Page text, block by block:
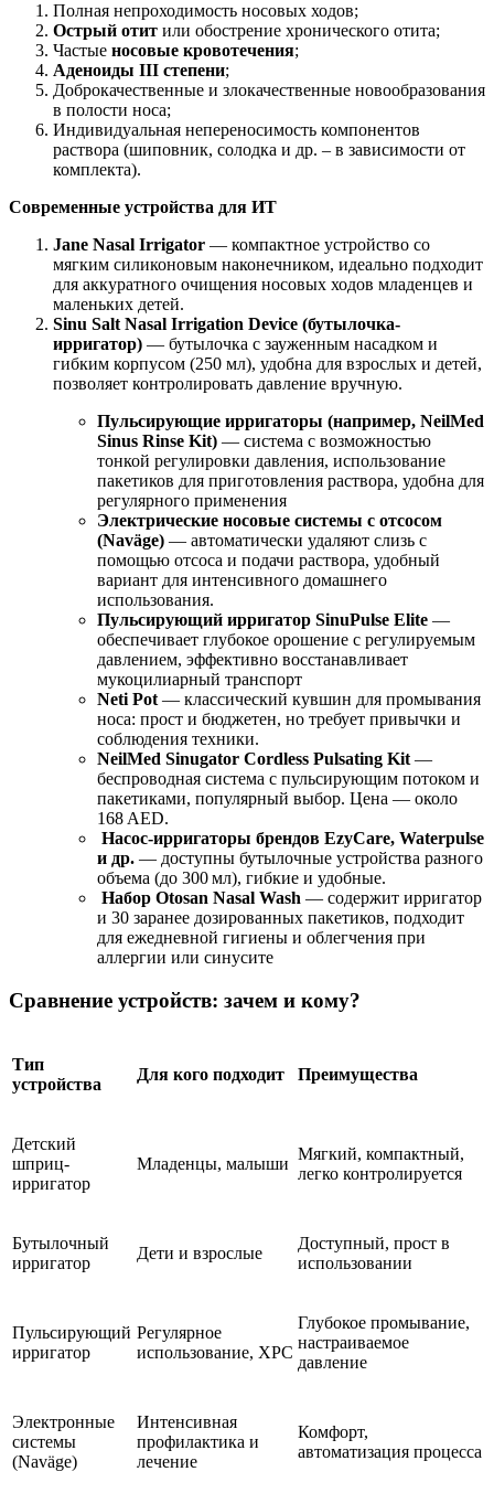
Полная непроходимость носовых ходов;
Острый отит или обострение хронического отита;
Частые носовые кровотечения;
Аденоиды III степени;
Доброкачественные и злокачественные новообразования
в полости носа;
Индивидуальная непереносимость компонентов
раствора (шиповник, солодка и др. – в зависимости от
комплекта).
Современные устройства для ИТ
Jane Nasal Irrigator — компактное устройство со
мягким силиконовым наконечником, идеально подходит
для аккуратного очищения носовых ходов младенцев и
маленьких детей.
Sinu Salt Nasal Irrigation Device (бутылочка-
ирригатор) — бутылочка с зауженным насадком и
гибким корпусом (250 мл), удобна для взрослых и детей,
позволяет контролировать давление вручную.
Пульсирующие ирригаторы (например, NeilMed
Sinus Rinse Kit) — система с возможностью
тонкой регулировки давления, использование
пакетиков для приготовления раствора, удобна для
регулярного применения
Электрические носовые системы с отсосом
(Naväge) — автоматически удаляют слизь с
помощью отсоса и подачи раствора, удобный
вариант для интенсивного домашнего
использования.
Пульсирующий ирригатор SinuPulse Elite —
обеспечивает глубокое орошение с регулируемым
давлением, эффективно восстанавливает
мукоцилиарный транспорт
Neti Pot — классический кувшин для промывания
носа: прост и бюджетен, но требует привычки и
соблюдения техники.
NeilMed Sinugator Cordless Pulsating Kit —
беспроводная система с пульсирующим потоком и
пакетиками, популярный выбор. Цена — около
168 AED.
Насос-ирригаторы брендов EzyCare, Waterpulse
и др. — доступны бутылочные устройства разного
объема (до 300 мл), гибкие и удобные.
Набор Otosan Nasal Wash — содержит ирригатор
и 30 заранее дозированных пакетиков, подходит
для ежедневной гигиены и облегчения при
аллергии или синусите
Сравнение устройств: зачем и кому?
Тип
устройства
Для кого подходит Преимущества
Детский
шприц-
ирригатор
Младенцы, малыши
Мягкий, компактный,
легко контролируется
Бутылочный
ирригатор
Дети и взрослые
Доступный, прост в
использовании
Пульсирующий
ирригатор
Регулярное
использование, ХРС
Глубокое промывание,
настраиваемое
давление
Электронные
системы
(Naväge)
Интенсивная
профилактика и
лечение
Комфорт,
автоматизация процесса